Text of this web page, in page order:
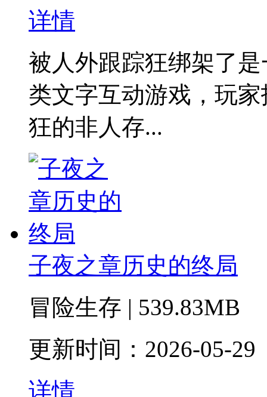
详情
被人外跟踪狂绑架了
类文字互动游戏，玩
狂的非人存...
子夜之章历史的终局
冒险生存 | 539.83MB
更新时间：2026-05-29
详情